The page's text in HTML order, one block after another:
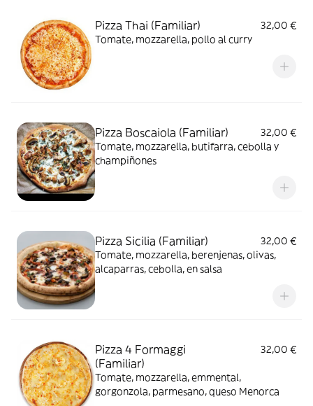
Pizza Thai (Familiar)
32,00 €
Tomate, mozzarella, pollo al curry
Pizza Boscaiola (Familiar)
32,00 €
Tomate, mozzarella, butifarra, cebolla y
champiñones
Pizza Sicilia (Familiar)
32,00 €
Tomate, mozzarella, berenjenas, olivas,
alcaparras, cebolla, en salsa
Pizza 4 Formaggi
(Familiar)
32,00 €
Tomate, mozzarella, emmental,
gorgonzola, parmesano, queso Menorca